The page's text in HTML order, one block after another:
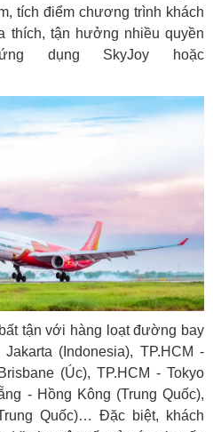
, tích điểm chương trình khách
thích, tận hưởng nhiều quyền
dụng SkyJoy hoặc
tận với hàng loạt đường bay
(Indonesia), TP.HCM -
(Úc), TP.HCM - Tokyo
- Hồng Kông (Trung Quốc),
Quốc)… Đặc biệt, khách